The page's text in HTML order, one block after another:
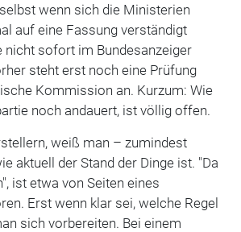
wenn sich die Ministerien
auf eine Fassung verständigt
nicht sofort im Bundesanzeiger
steht erst noch eine Prüfung
Kommission an. Kurzum: Wie
noch andauert, ist völlig offen.
weiß man – zumindest
aktuell der Stand der Dinge ist. "Da
ist etwa von Seiten eines
Erst wenn klar sei, welche Regel
sich vorbereiten. Bei einem